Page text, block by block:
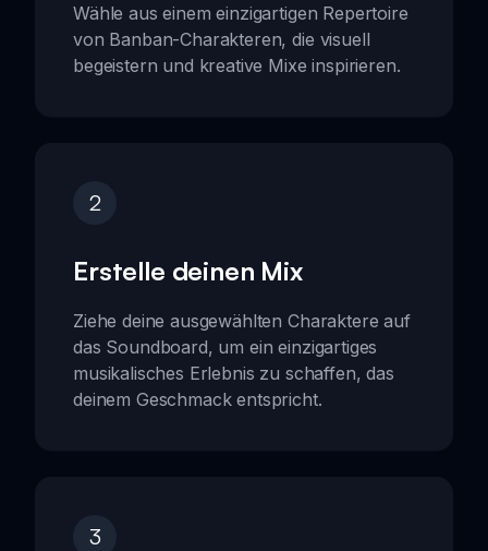
Wähle aus einem einzigartigen Repertoire
von Banban-Charakteren, die visuell
begeistern und kreative Mixe inspirieren.
2
Erstelle deinen Mix
Ziehe deine ausgewählten Charaktere auf
das Soundboard, um ein einzigartiges
musikalisches Erlebnis zu schaffen, das
deinem Geschmack entspricht.
3